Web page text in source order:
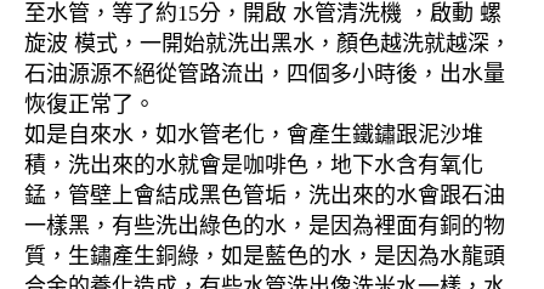
至水管，等了約15分，開啟 水管清洗機 ，啟動 螺
旋波 模式，一開始就洗出黑水，顏色越洗就越深，
石油源源不絕從管路流出，四個多小時後，出水量
恢復正常了。
如是自來水，如水管老化，會產生鐵鏽跟泥沙堆
積，洗出來的水就會是咖啡色，地下水含有氧化
錳，管壁上會結成黑色管垢，洗出來的水會跟石油
一樣黑，有些洗出綠色的水，是因為裡面有銅的物
質，生鏽產生銅綠，如是藍色的水，是因為水龍頭